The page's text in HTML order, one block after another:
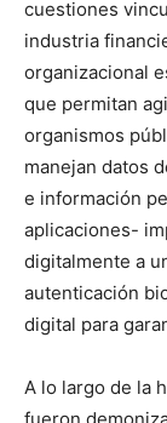
cuestiones
industria
organizacional
que permitan
organismos
manejan datos
e información
aplicaciones-
digitalmente a
autenticación
digital para
A lo largo de la